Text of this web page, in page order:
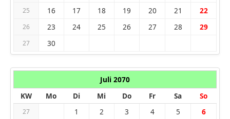
25 16 17 18 19 20 21 22
26 23 24 25 26 27 28 29
27 30
Juli 2070
KW
Mo Di Mi Do Fr Sa So
27 1 2 3 4 5 6